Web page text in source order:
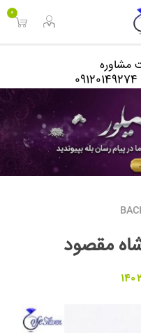
0
مشاوره
مقصود